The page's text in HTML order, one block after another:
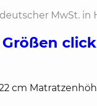
MwSt. in
cm